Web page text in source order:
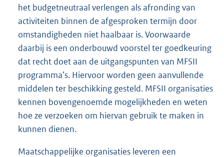
het budgetneutraal verlengen als afronding van
activiteiten binnen de afgesproken termijn door
omstandigheden niet haalbaar is. Voorwaarde
daarbij is een onderbouwd voorstel ter goedkeuring
dat recht doet aan de uitgangspunten van MFSII
programma’s. Hiervoor worden geen aanvullende
middelen ter beschikking gesteld. MFSII organisaties
kennen bovengenoemde mogelijkheden en weten
hoe ze verzoeken om hiervan gebruik te maken in
kunnen dienen.
Maatschappelijke organisaties leveren een